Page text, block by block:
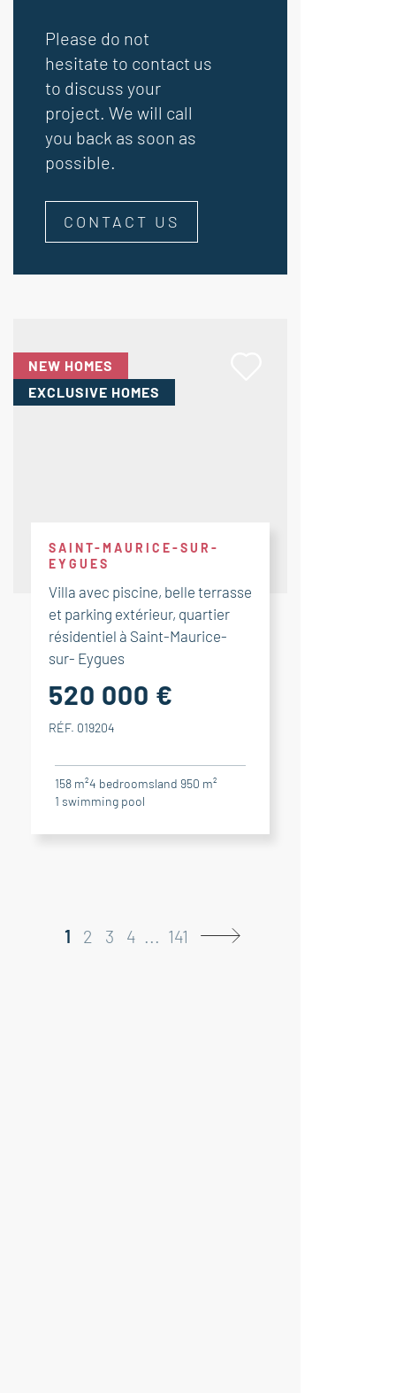
Please do not
hesitate to contact us
to discuss your
project. We will call
you back as soon as
possible.
CONTACT US
NEW HOMES
EXCLUSIVE HOMES
SAINT-MAURICE-SUR-
EYGUES
Villa avec piscine, belle terrasse
et parking extérieur, quartier
résidentiel à Saint-Maurice-
sur- Eygues
520 000 €
RÉF. 019204
158 m²4 bedroomsland 950 m²
1 swimming pool
1 2 3 4 ... 141